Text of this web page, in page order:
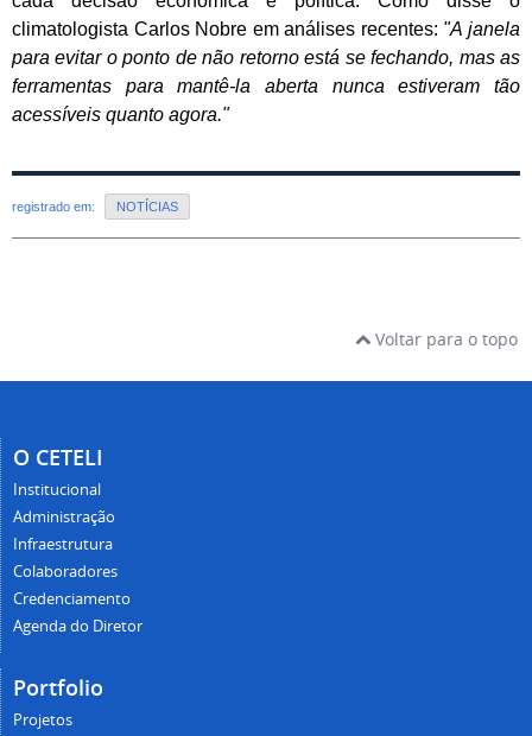
climatologista Carlos Nobre em análises recentes: "A janela
para evitar o ponto de não retorno está se fechando, mas as
ferramentas para mantê-la aberta nunca estiveram tão
acessíveis quanto agora."
registrado em: NOTÍCIAS
Voltar para o topo
O CETELI
Institucional
Administração
Infraestrutura
Colaboradores
Credenciamento
Agenda do Diretor
Portfolio
Projetos